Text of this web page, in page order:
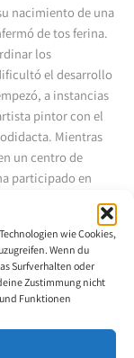
wie Cookies,
Wenn du
Surfverhalten oder
Zustimmung nicht
Funktionen
nacimiento de una
de tos ferina.
los
el desarrollo
a instancias
pintor con el
Mientras
un centro de
participado en